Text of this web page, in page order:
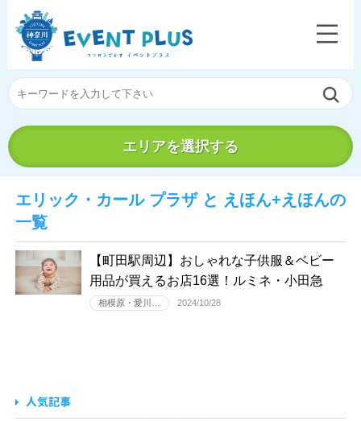
エリアを選択する
エリック・カール プラザ と えほん+えほんの
一覧
【町田駅周辺】おしゃれな子供服＆ベビー
用品が買えるお店16選！ルミネ・小田急
相模原・愛川… 2024/10/28